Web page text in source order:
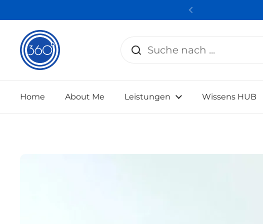
Zurück
Home About Me Leistungen Wissens HUB